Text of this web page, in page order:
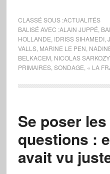
CLASSÉ SOUS :ACTUALITÉS
BALISÉ AVEC :ALAIN JUPPÉ
HOLLANDE IDRISS SIHAMEDI,
VALLS, MARINE LE PEN
BELKACEM NICOLAS SARKOZY,
PRIMAIRES, SONDAGE « LA
Se poser
questions :
avait vu